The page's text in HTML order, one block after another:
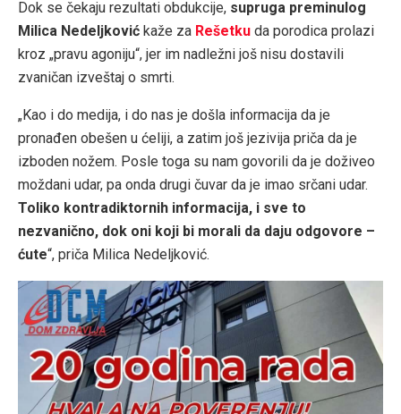
Dok se čekaju rezultati obdukcije, supruga preminulog
Milica Nedeljković kaže za Rešetku da porodica prolazi
kroz „pravu agoniju“, jer im nadležni još nisu dostavili
zvaničan izveštaj o smrti.
„Kao i do medija, i do nas je došla informacija da je
pronađen obešen u ćeliji, a zatim još jezivija priča da je
izboden nožem. Posle toga su nam govorili da je doživeo
moždani udar, pa onda drugi čuvar da je imao srčani udar.
Toliko kontradiktornih informacija, i sve to
nezvanično, dok oni koji bi morali da daju odgovore –
ćute“, priča Milica Nedeljković.